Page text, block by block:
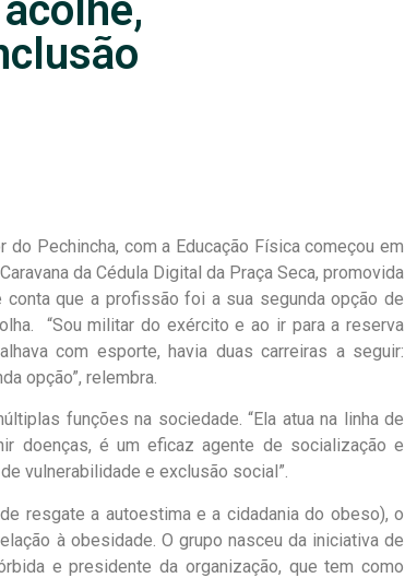
Pechincha, com a Educação Física começou em
da Cédula Digital da Praça Seca, promovida
que a profissão foi a sua segunda opção de
“Sou militar do exército e ao ir para a reserva
com esporte, havia duas carreiras a seguir:
opção”, relembra.
funções na sociedade. “Ela atua na linha de
doenças, é um eficaz agente de socialização e
vulnerabilidade e exclusão social”.
resgate a autoestima e a cidadania do obeso), o
à obesidade. O grupo nasceu da iniciativa de
e presidente da organização, que tem como